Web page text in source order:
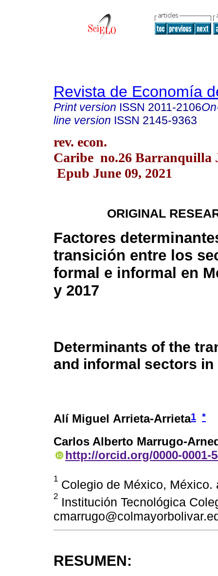
Revista de Economía
Print version ISSN 2011-2106
line version ISSN 2145-9363
rev. econ.
Caribe no.26 Barranquilla
Epub June 09, 2021
ORIGINAL
Factores
transición entre los
formal e informal en
y 2017
Determinants of the
and informal sectors in
Alí Miguel Arrieta-Arrieta1 *
Carlos Alberto Marrugo-
http://orcid.org/0000-0001-
1 Colegio de México, México.
2 Institución Tecnológica
RESUMEN: